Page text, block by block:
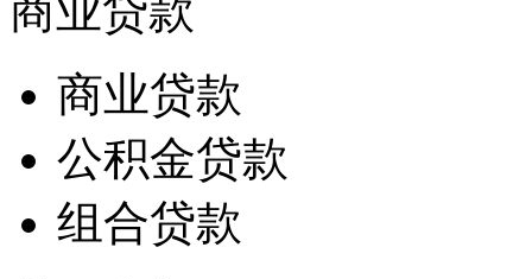
商业贷款
商业贷款
公积金贷款
组合贷款